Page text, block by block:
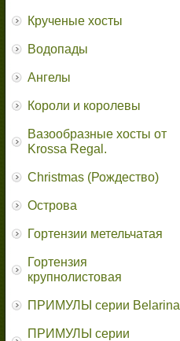
Крученые хосты
Водопады
Ангелы
Короли и королевы
Вазообразные хосты от
Krossa Regal.
Christmas (Рождество)
Острова
Гортензии метельчатая
Гортензия
крупнолистовая
ПРИМУЛЫ серии Belarina
ПРИМУЛЫ серии